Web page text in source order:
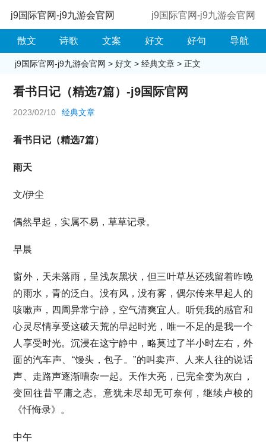
j9国际官网-j9九游会官网 j9国际官网-j9九游会官网
散文 诗歌 文案 好文 好句 导航
j9国际官网-j9九游会官网 > 好文 > 经典文章> 正文
看书日记（精选7篇）-j9国际官网
2023/02/10 经典文章
看书日记（精选7篇）
雨天
文/伊尘
偶然早起，实属不易，草草记录。
早晨
窗外，天未落雨，呈浅灰黑状，但三叶草丛还残留着昨晚
的雨水，青的泛白。没有风，没有雾，偶尔传来早起人的
咳嗽声，四周异常宁静，空气清爽宜人。听凭我的感官和
心灵尽情享受这破天荒的早起时光，唯一不足的是我一个
人享受时光。沉浸在这宁静中，略莫过了半小时左右，外
面的汽车声、“馒头，包子。”的叫卖声、人来人往的说话
声、走路声逐渐嘈杂一起。天作大亮，已完全变为灰白，
变回往昔平庸之态。意犹未尽却无可奈何，继续卢梭的
《忏悔录》。
中午